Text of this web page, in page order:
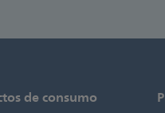
de consumo